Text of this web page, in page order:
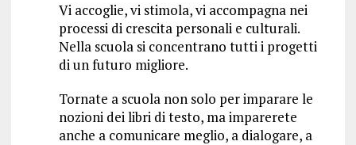
Vi accoglie, vi stimola, vi accompagna nei
processi di crescita personali e culturali.
Nella scuola si concentrano tutti i progetti
di un futuro migliore.
Tornate a scuola non solo per imparare le
nozioni dei libri di testo, ma imparerete
anche a comunicare meglio, a dialogare, a